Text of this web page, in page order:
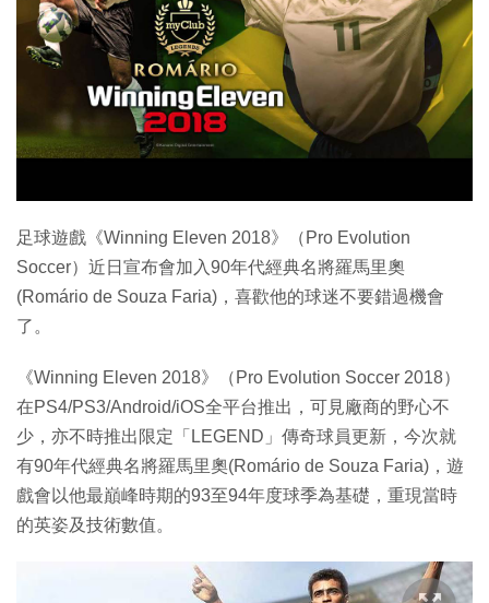
生成式AI與雲端應用
Enterprise Digital Transformation
足球遊戲《Winning Eleven 2018》（Pro Evolution
Soccer）近日宣布會加入90年代經典名將羅馬里奧
(Romário de Souza Faria)，喜歡他的球迷不要錯過機會
了。
《Winning Eleven 2018》（Pro Evolution Soccer 2018）
在PS4/PS3/Android/iOS全平台推出，可見廠商的野心不
少，亦不時推出限定「LEGEND」傳奇球員更新，今次就
有90年代經典名將羅馬里奧(Romário de Souza Faria)，遊
戲會以他最巔峰時期的93至94年度球季為基礎，重現當時
的英姿及技術數值。